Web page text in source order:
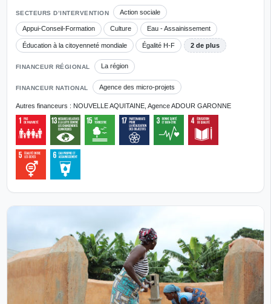
SECTEURS D’INTERVENTION Action sociale
Appui-Conseil-Formation Culture Eau - Assainissement
Éducation à la citoyenneté mondiale Égalité H-F 2 de plus
FINANCEUR RÉGIONAL La région
FINANCEUR NATIONAL Agence des micro-projets
Autres financeurs : NOUVELLE AQUITAINE, Agence ADOUR GARONNE